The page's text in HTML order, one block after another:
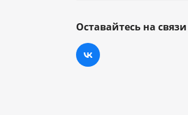
Оставайтесь на связи